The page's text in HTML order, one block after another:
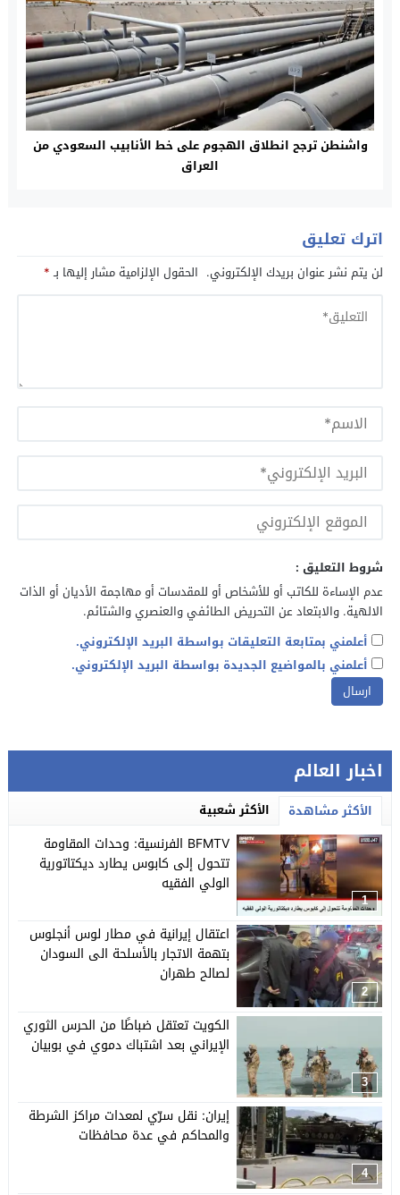
واشنطن ترجح انطلاق الهجوم على خط الأنابيب السعودي من
العراق
اترك تعليق
لن يتم نشر عنوان بريدك الإلكتروني. الحقول الإلزامية مشار إليها بـ*
شروط التعليق :
عدم الإساءة للكاتب أو للأشخاص أو للمقدسات أو مهاجمة الأديان أو الذات
الالهية. والابتعاد عن التحريض الطائفي والعنصري والشتائم.
أعلمني بمتابعة التعليقات بواسطة البريد الإلكتروني.
أعلمني بالمواضيع الجديدة بواسطة البريد الإلكتروني.
اخبار العالم
الأكثر مشاهدة الأكثر شعبية
1
BFMTV الفرنسية: وحدات المقاومة
تتحول إلى كابوس يطارد ديكتاتورية
الولي الفقيه
2
اعتقال إيرانية في مطار لوس أنجلوس
بتهمة الاتجار بالأسلحة الى السودان
لصالح طهران
3
الكويت تعتقل ضباطًا من الحرس الثوري
الإيراني بعد اشتباك دموي في بوبيان
4
إيران: نقل سرّي لمعدات مراكز الشرطة
والمحاكم في عدة محافظات